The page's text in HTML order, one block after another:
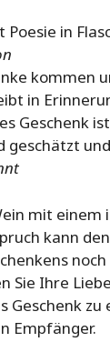
Poesie in
kommen
in
Geschenk
geschätzt
mit
kann
Sie Ihre
Geschenk
Empfänger.